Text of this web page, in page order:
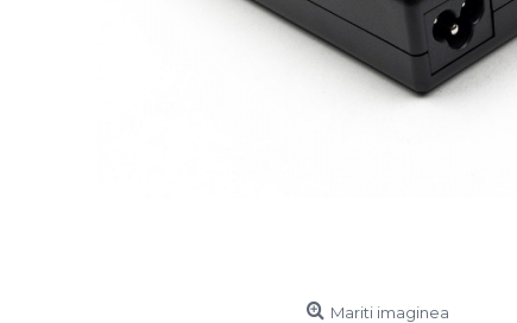
Mariti imaginea